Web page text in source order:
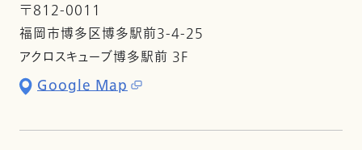
〒812-0011
福岡市博多区博多駅前3-4-25
アクロスキューブ博多駅前 3F
Google Map